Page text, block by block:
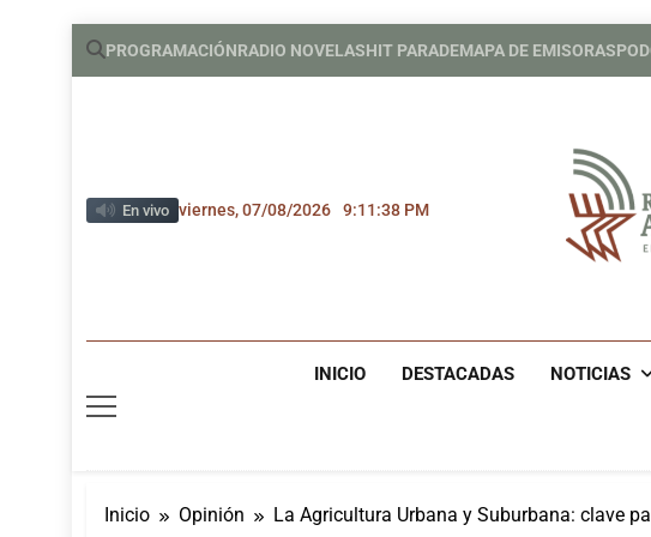
Saltar
PROGRAMACIÓNRADIO NOVELASHIT PARADEMAPA DE EMISORAS
En vivo viernes, 07/08/2026 9:11:40 PM
INICIO DESTACADAS NOTICIAS
Inicio Opinión La Agricultura Urbana y Suburbana: clave